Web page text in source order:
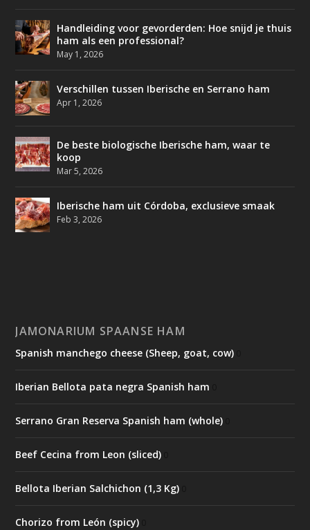
Handleiding voor gevorderden: Hoe snijd je thuis
ham als een professional?
May 1, 2026
Verschillen tussen Iberische en Serrano ham
Apr 1, 2026
De beste biologische Iberische ham, waar te
koop
Mar 5, 2026
Iberische ham uit Córdoba, exclusieve smaak
Feb 3, 2026
JAMONARIUM SPAANSE HAM
Spanish manchego cheese (Sheep, goat, cow)
Iberian Bellota pata negra Spanish ham
Serrano Gran Reserva Spanish ham (whole)
Beef Cecina from Leon (sliced)
Bellota Iberian Salchichon (1,3 Kg)
Chorizo from León (spicy)